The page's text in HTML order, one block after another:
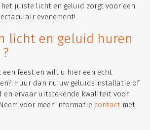
juiste licht en geluid zorgt voor een
evenement!
licht en geluid huren
feest en wilt u hier een echt
Huur dan nu uw geluidsinstallatie of
en ervaar uitstekende kwaliteit voor
voor meer informatie contact met